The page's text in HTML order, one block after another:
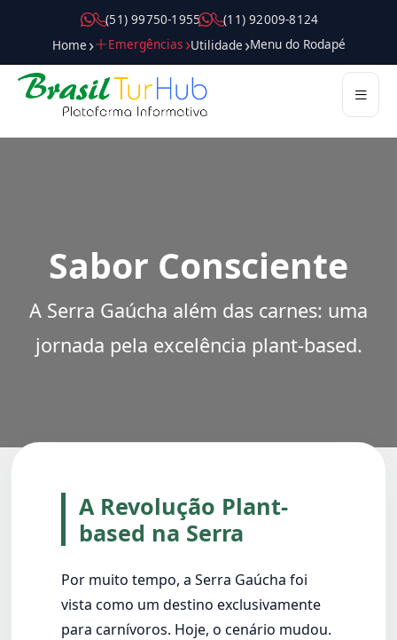
( 5 1 ) 9 9 7 5 0 - 1 9 5 5
( 1 1 ) 9 2 0 0 9 - 8 1 2 4
Home
Emergências Utilidade Menu do Rodapé
Sabor Consciente
A Serra Gaúcha além das carnes: uma
jornada pela excelência plant-based.
A Revolução Plant-
based na Serra
Por muito tempo, a Serra Gaúcha foi
vista como um destino exclusivamente
para carnívoros. Hoje, o cenário mudou.